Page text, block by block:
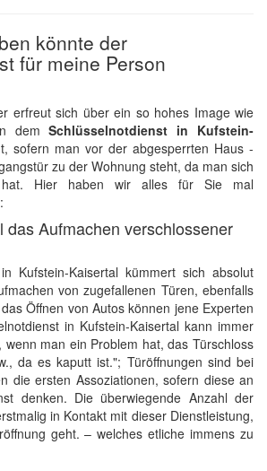
könnte der
für meine Person
erfreut sich über ein so hohes Image wie
demSchlüsselnotdienst in Kufstein-
sofern man vor der abgesperrten Haus -
zu der Wohnung steht, da man sich
hat. Hier haben wir alles für Sie mal
das Aufmachen verschlossener
Kufstein-Kaisertal kümmert sich absolut
von zugefallenen Türen, ebenfalls
Öffnen von Autos können jene Experten
in Kufstein-Kaisertal kann immer
man ein Problem hat, das Türschloss
da es kaputt ist."; Türöffnungen sind bei
die ersten Assoziationen, sofern diese an
denken. Die überwiegende Anzahl der
in Kontakt mit dieser Dienstleistung,
geht. – welches etliche immens zu